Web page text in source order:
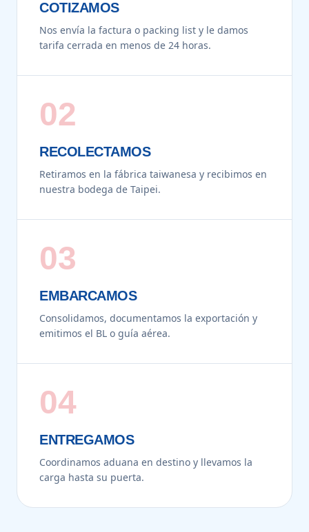
COTIZAMOS
Nos envía la factura o packing list y le damos
tarifa cerrada en menos de 24 horas.
02
RECOLECTAMOS
Retiramos en la fábrica taiwanesa y recibimos en
nuestra bodega de Taipei.
03
EMBARCAMOS
Consolidamos, documentamos la exportación y
emitimos el BL o guía aérea.
04
ENTREGAMOS
Coordinamos aduana en destino y llevamos la
carga hasta su puerta.